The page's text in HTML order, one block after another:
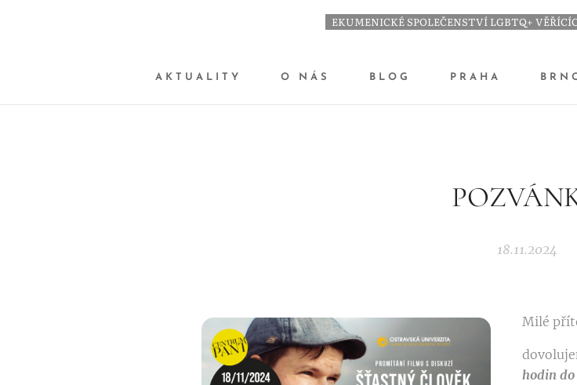
EKUMENICKÉ SPOLEČENSTVÍ LGBTQ+
AKTUALITY O NÁS BLOG PRAHA
18.11.2024
Milé
hodin do